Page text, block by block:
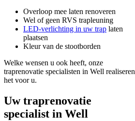
Overloop mee laten renoveren
Wel of geen RVS trapleuning
LED-verlichting in uw trap laten
plaatsen
Kleur van de stootborden
Welke wensen u ook heeft, onze
traprenovatie specialisten in Well realiseren
het voor u.
Uw traprenovatie
specialist in Well